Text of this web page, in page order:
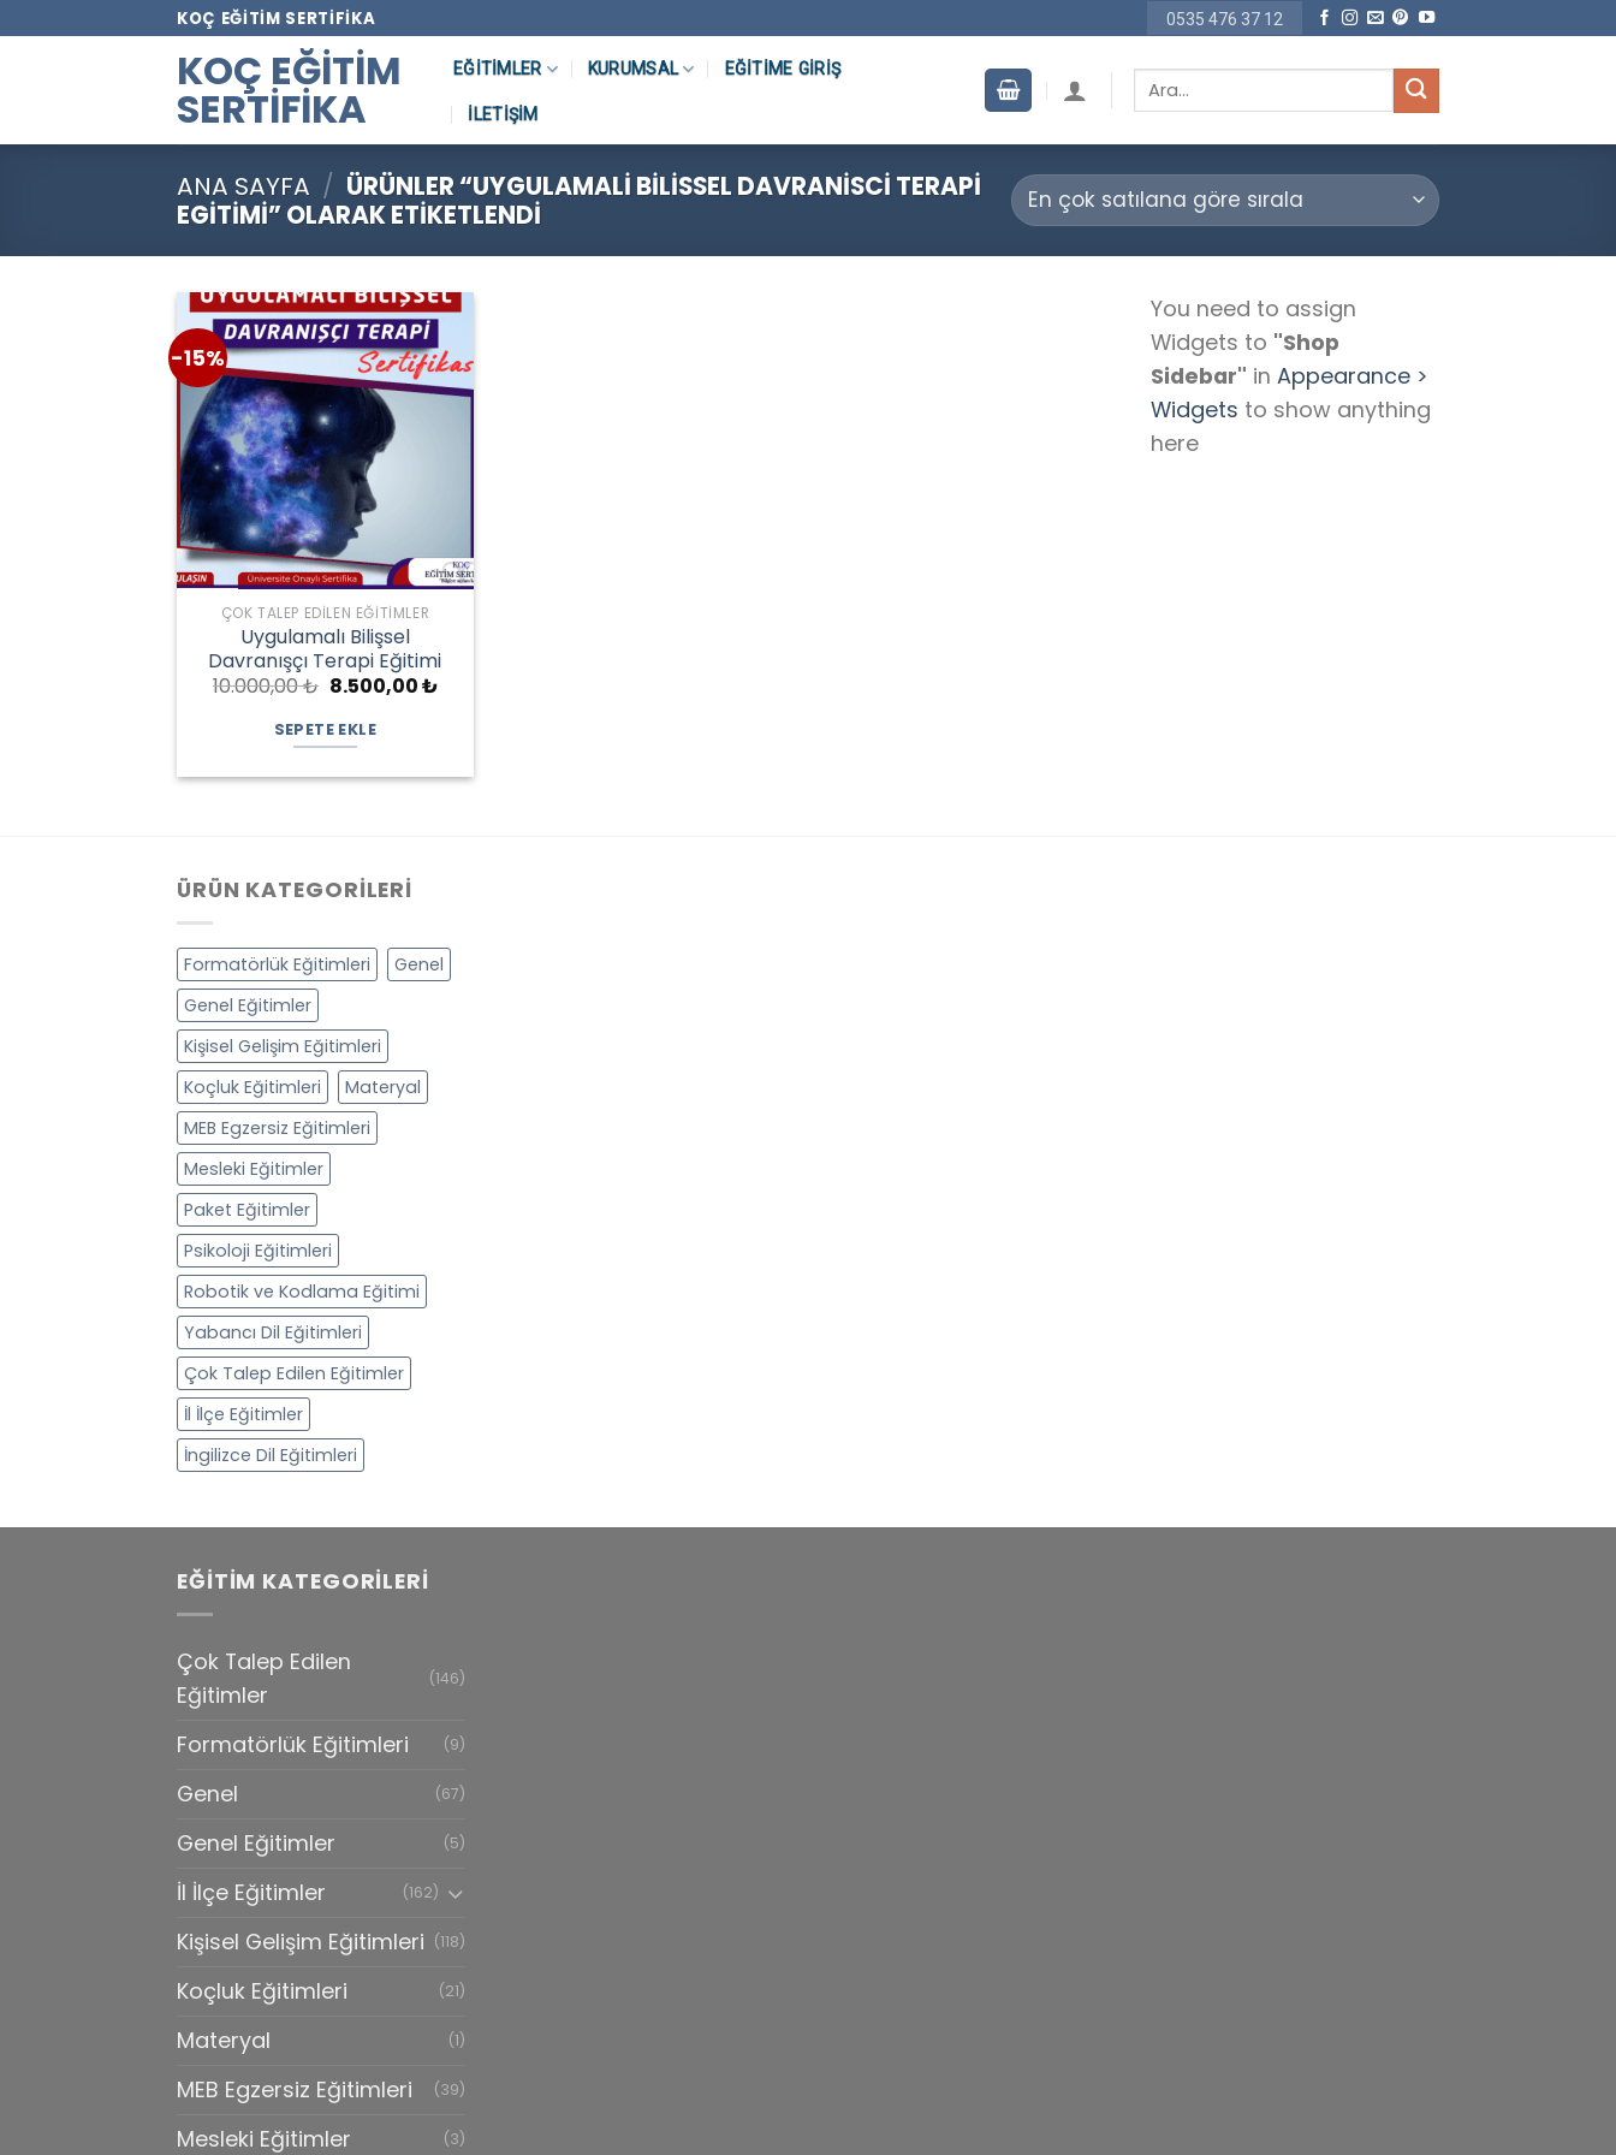
KOÇ EĞITIM SERTIFIKA 0535 476 37 12
KOÇ EĞITIM
SERTIFIKA
EĞITIMLER KURUMSAL EĞITIME GIRIŞ
İLETIŞIM
Ara:
ANA SAYFA / ÜRÜNLER “UYGULAMALI BILISSEL DAVRANISCI TERAPI
EGITIMI” OLARAK ETIKETLENDI
-15%
ÇOK TALEP EDILEN EĞITIMLER
Uygulamalı Bilişsel
Davranışçı Terapi Eğitimi
10.000,00₺ Orijinal
10.000,00 ₺.
8.500,00₺Şu
SEPETE EKLE
You need to assign
Widgets to "Shop
Sidebar" in Appearance >
Widgets to show anything
here
ÜRÜN KATEGORILERI
Formatörlük Eğitimleri
Genel
Genel Eğitimler
Kişisel Gelişim Eğitimleri
Koçluk Eğitimleri
Materyal
MEB Egzersiz Eğitimleri
Mesleki Eğitimler
Paket Eğitimler
Psikoloji Eğitimleri
Robotik ve Kodlama Eğitimi
Yabancı Dil Eğitimleri
Çok Talep Edilen Eğitimler
İl İlçe Eğitimler
İngilizce Dil Eğitimleri
EĞITIM KATEGORILERI
Çok Talep Edilen
Eğitimler
(146)
Formatörlük Eğitimleri (9)
Genel (67)
Genel Eğitimler (5)
İl İlçe Eğitimler (162)
Kişisel Gelişim Eğitimleri (118)
Koçluk Eğitimleri (21)
Materyal (1)
MEB Egzersiz Eğitimleri (39)
Mesleki Eğitimler (3)